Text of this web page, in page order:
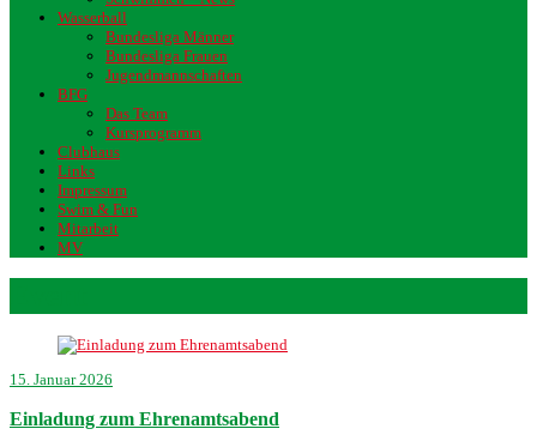
Wasserball
Bundesliga Männer
Bundesliga Frauen
Jugendmannschaften
BFG
Das Team
Kursprogramm
Clubhaus
Links
Impressum
Swim & Fun
Mitarbeit
MV
15. Januar 2026
Einladung zum Ehrenamtsabend